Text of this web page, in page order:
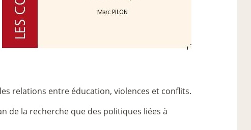
relations entre éducation, violences et conflits.
de la recherche que des politiques liées à